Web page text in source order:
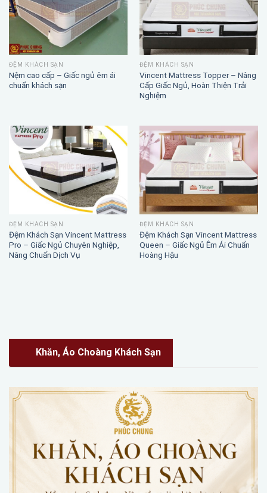
ĐỆM KHÁCH SẠN
Nệm cao cấp – Giấc ngủ êm ái
chuẩn khách sạn
ĐỆM KHÁCH SẠN
Vincent Mattress Topper – Nâng
Cấp Giấc Ngủ, Hoàn Thiện Trải
Nghiệm
ĐỆM KHÁCH SẠN
Đệm Khách Sạn Vincent Mattress
Pro – Giấc Ngủ Chuyên Nghiệp,
Nâng Chuẩn Dịch Vụ
ĐỆM KHÁCH SẠN
Đệm Khách Sạn Vincent Mattress
Queen – Giấc Ngủ Êm Ái Chuẩn
Hoàng Hậu
Khăn, Áo Choàng Khách Sạn